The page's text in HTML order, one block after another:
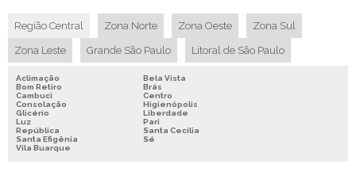
Região Central Zona Norte Zona Oeste Zona Sul
Zona Leste Grande São Paulo Litoral de São Paulo
Aclimação
Bela Vista
Bom Retiro
Brás
Cambuci
Centro
Consolação
Higienópolis
Glicério
Liberdade
Luz
Pari
República
Santa Cecília
Santa Efigênia
Sé
Vila Buarque